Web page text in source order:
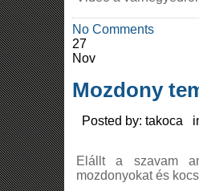
No Comments
27
Nov
Mozdony
Posted by: takoca
Elállt a szavam
mozdonyokat és